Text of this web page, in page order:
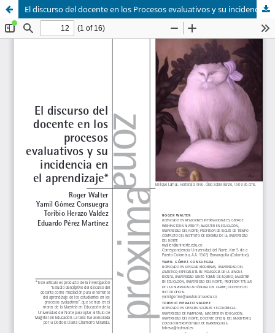
El discurso del docente en los Procesos evaluativos y su incidencia en el aprendizaje.